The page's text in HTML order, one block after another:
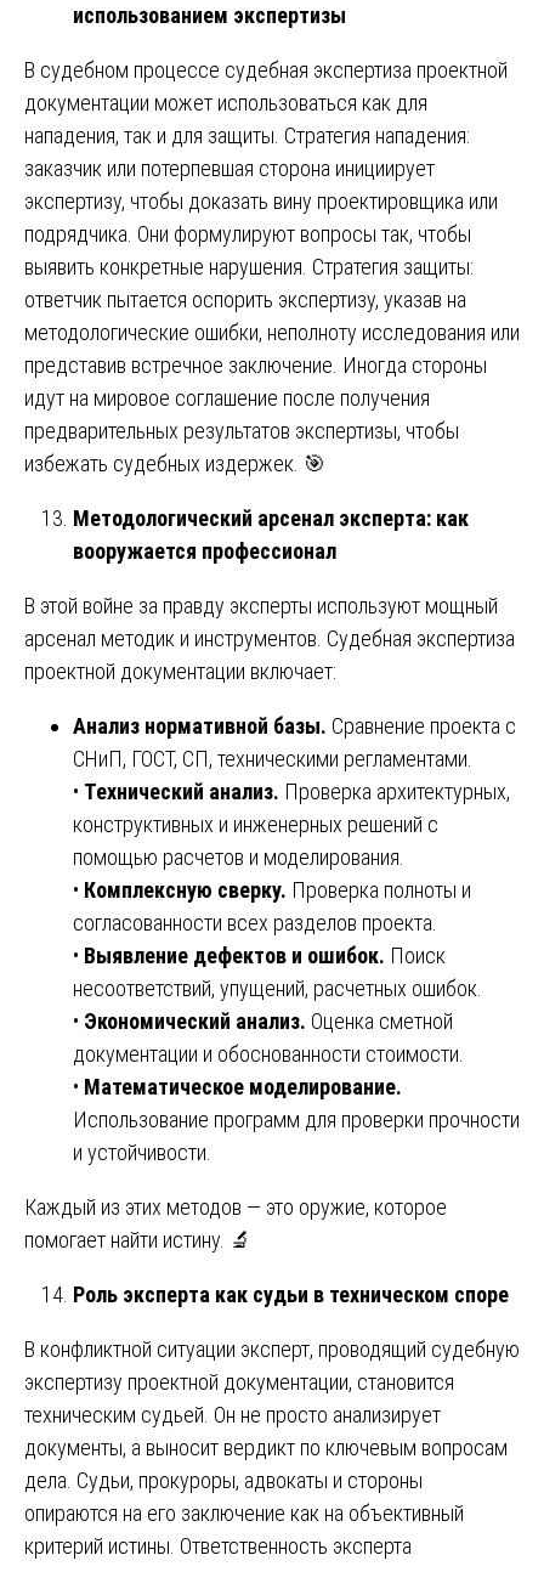
использованием экспертизы
В судебном процессе судебная экспертиза проектной
документации может использоваться как для
нападения, так и для защиты. Стратегия нападения:
заказчик или потерпевшая сторона инициирует
экспертизу, чтобы доказать вину проектировщика или
подрядчика. Они формулируют вопросы так, чтобы
выявить конкретные нарушения. Стратегия защиты:
ответчик пытается оспорить экспертизу, указав на
методологические ошибки, неполноту исследования или
представив встречное заключение. Иногда стороны
идут на мировое соглашение после получения
предварительных результатов экспертизы, чтобы
избежать судебных издержек. 🎯
Методологический арсенал эксперта: как
вооружается профессионал
В этой войне за правду эксперты используют мощный
арсенал методик и инструментов. Судебная экспертиза
проектной документации включает:
Анализ нормативной базы. Сравнение проекта с
СНиП, ГОСТ, СП, техническими регламентами.
• Технический анализ. Проверка архитектурных,
конструктивных и инженерных решений с
помощью расчетов и моделирования.
• Комплексную сверку. Проверка полноты и
согласованности всех разделов проекта.
• Выявление дефектов и ошибок. Поиск
несоответствий, упущений, расчетных ошибок.
• Экономический анализ. Оценка сметной
документации и обоснованности стоимости.
• Математическое моделирование.
Использование программ для проверки прочности
и устойчивости.
Каждый из этих методов — это оружие, которое
помогает найти истину. 🔬
Роль эксперта как судьи в техническом споре
В конфликтной ситуации эксперт, проводящий судебную
экспертизу проектной документации, становится
техническим судьей. Он не просто анализирует
документы, а выносит вердикт по ключевым вопросам
дела. Судьи, прокуроры, адвокаты и стороны
опираются на его заключение как на объективный
критерий истины. Ответственность эксперта